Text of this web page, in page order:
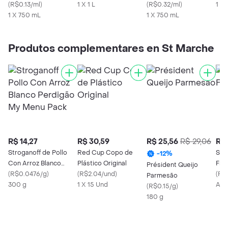
(R$0.13/ml)
1 X 750 mL
1 X 1 L
(R$0.32/ml)
1 X 750 mL
1 X
Produtos complementares en St Marche
R$ 14,27
Stroganoff de Pollo
Con Arroz Blanco
Perdigão My Menu
Pack
(R$0.0476/g)
300 g
R$ 30,59
Red Cup Copo de
Plástico Original
(R$2.04/und)
1 X 15 Und
R$ 25,56 R$ 29,06
-12%
Président Queijo
Parmesão
(R$0.15/g)
180 g
R$
St.
(